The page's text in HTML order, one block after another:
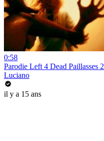
0:58
Parodie Left 4 Dead Paillasses 2
Luciano
il y a 15 ans